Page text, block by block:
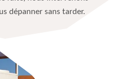
dépanner sans tarder.